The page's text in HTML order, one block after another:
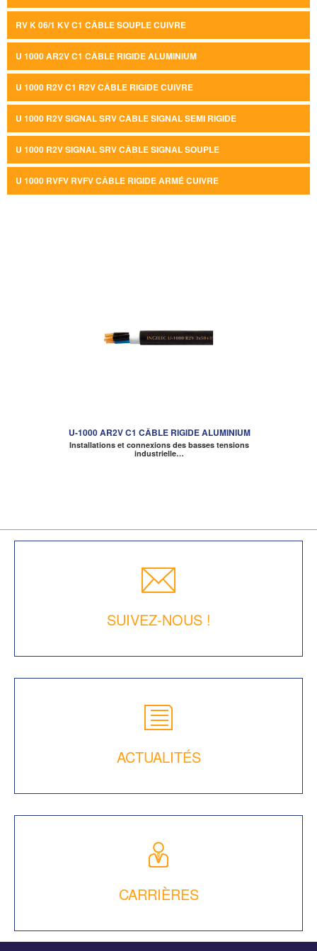
RV K 06/1 KV C1 CÂBLE SOUPLE CUIVRE
U 1000 AR2V C1 CÂBLE RIGIDE ALUMINIUM
U 1000 R2V C1 R2V CÂBLE RIGIDE CUIVRE
U 1000 R2V SIGNAL SRV CÂBLE SIGNAL SEMI RIGIDE
U 1000 R2V SIGNAL SRV CÂBLE SIGNAL SOUPLE
U 1000 RVFV RVFV CÂBLE RIGIDE ARMÉ CUIVRE
U-1000 AR2V C1 CÂBLE RIGIDE ALUMINIUM
Installations et connexions des basses tensions
industrielle…
SUIVEZ-NOUS !
ACTUALITÉS
CARRIÈRES